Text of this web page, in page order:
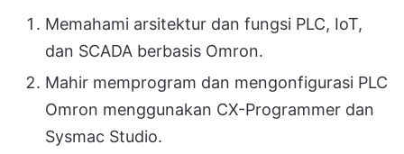
Memahami arsitektur dan fungsi PLC, IoT,
dan SCADA berbasis Omron.
Mahir memprogram dan mengonfigurasi PLC
Omron menggunakan CX-Programmer dan
Sysmac Studio.